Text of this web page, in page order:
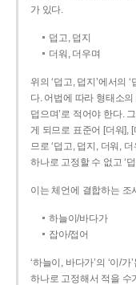
가 있다.
덥고, 덥지
더워, 더우며
위의 ‘덥고, 덥지’에서의 ‘
다. 어법에 따라 형태소의
덥으며’로 적어야 한다.
게 되므로 표준어 [더워],
므로 ‘덥고, 덥지, 더워,
하나로 고정할 수 없고 ‘
이는 체언에 결합하는 조
하늘이/바다가
잡아/접어
‘하늘이, 바다가’의 ‘이/
하나로 고정해서 적을 수